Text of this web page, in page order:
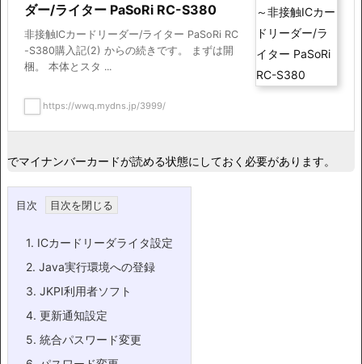
ダー/ライター PaSoRi RC-S380
非接触ICカードリーダー/ライター PaSoRi RC
-S380購入記(2) からの続きです。 まずは開
梱。 本体とスタ ...
https://wwq.mydns.jp/3999/
でマイナンバーカードが読める状態にしておく必要があります。
目次
1. ICカードリーダライタ設定
2. Java実行環境への登録
3. JKPI利用者ソフト
4. 更新通知設定
5. 統合パスワード変更